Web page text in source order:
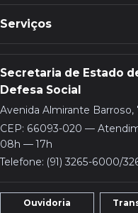
Serviços
Secretaria de Estado
Defesa Social
Avenida Almirante
CEP: 66093-020 —
08h — 17h
Telefone: (91) 3265-6000/
Ouvidoria